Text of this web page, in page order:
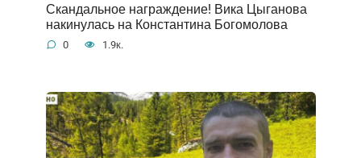
Скандальное награждение! Вика Цыганова
накинулась на Константина Богомолова
0 1.9к.